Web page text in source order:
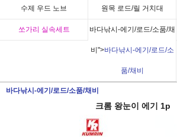
수제 우드 노브 원목 로드/릴 거치대
쏘가리 실속세트 바다낚시-에기/로드/소품/채
비">바다낚시-에기/로드/소
품/채비
바다낚시-에기/로드/소품/채비
크롬 왕눈이 에기 1p